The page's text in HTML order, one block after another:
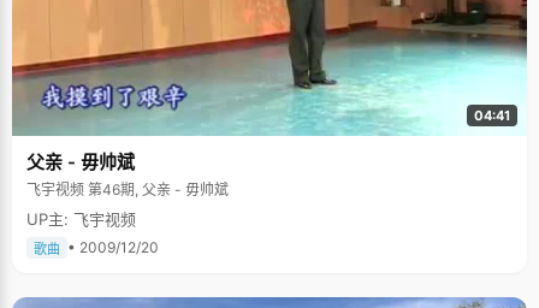
04:41
父亲 - 毋帅斌
飞宇视频 第46期, 父亲 - 毋帅斌
UP主: 飞宇视频
歌曲 • 2009/12/20